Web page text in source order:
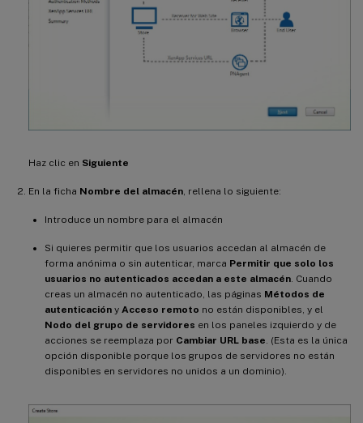
Haz clic en Siguiente
En la ficha Nombre del almacén , rellena lo siguiente:
Introduce un nombre para el almacén
Si quieres permitir que los usuarios accedan al almacén de
forma anónima o sin autenticar, marca Permitir que solo los
usuarios no autenticados accedan a este almacén . Cuando
creas un almacén no autenticado, las páginas Métodos de
autenticación y Acceso remoto no están disponibles, y el
Nodo del grupo de servidores en los paneles izquierdo y de
acciones se reemplaza por Cambiar URL base . (Esta es la única
opción disponible porque los grupos de servidores no están
disponibles en servidores no unidos a un dominio).